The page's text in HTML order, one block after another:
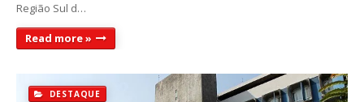
Região Sul d…
Read more »
DESTAQUE